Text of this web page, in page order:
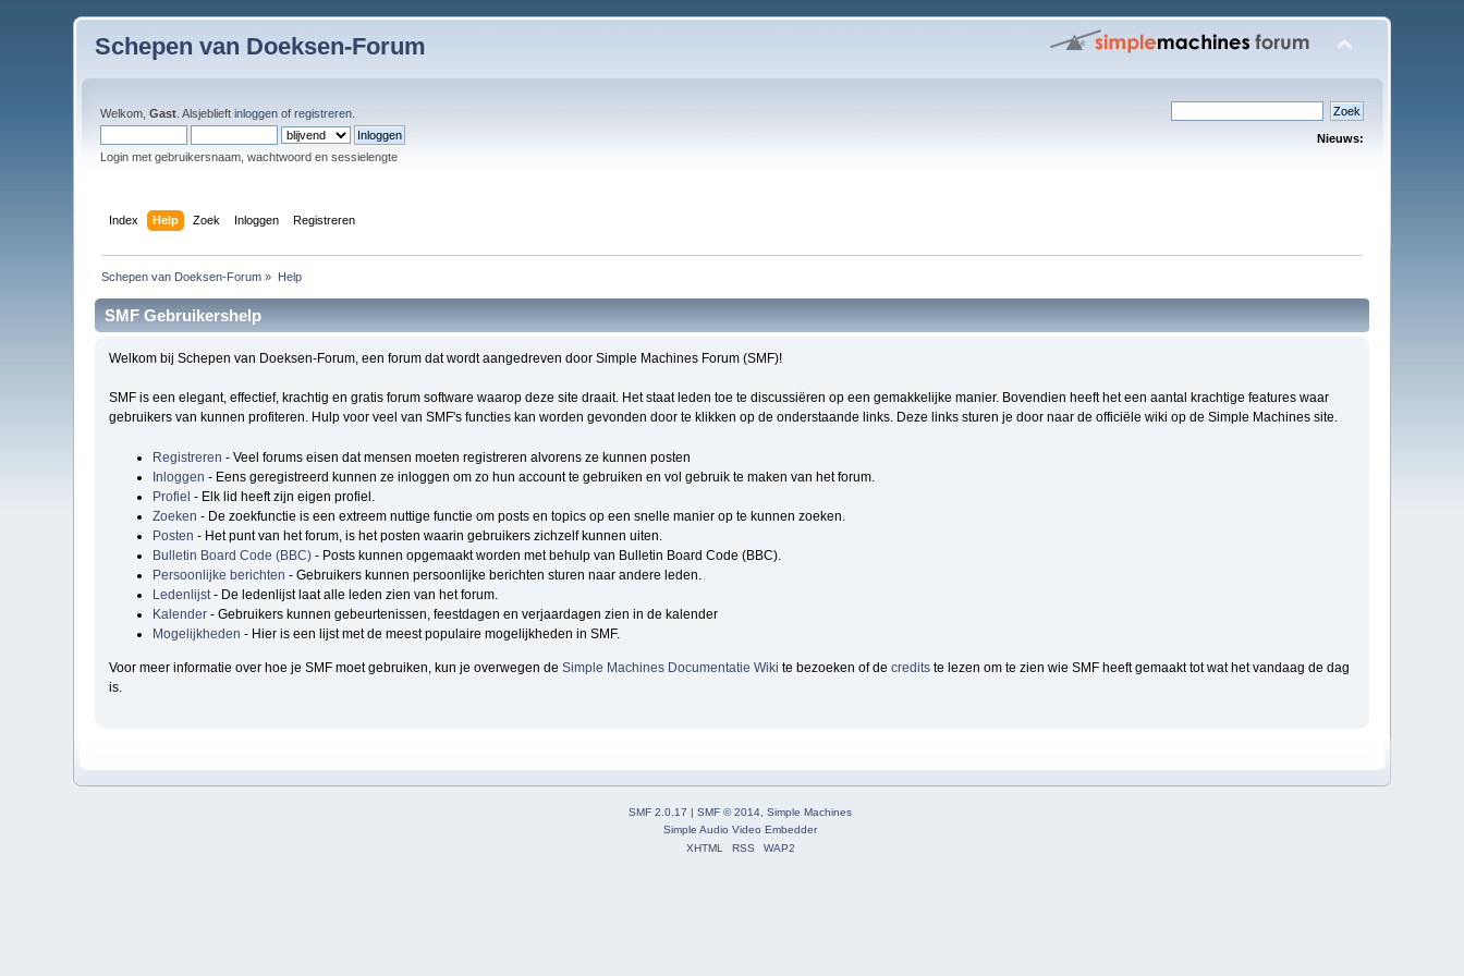
Schepen van Doeksen-Forum
Welkom,Gast . Alsjeblieftinloggen ofregistreren
Login met gebruikersnaam, wachtwoord en sessielengte
Nieuws:
Index Help Zoek Inloggen Registreren
Schepen van Doeksen-Forum » Help
SMF Gebruikershelp
Welkom bij Schepen van Doeksen-Forum, een forum dat wordt aangedreven door Simple Machines Forum (SMF)!
SMF is een elegant, effectief, krachtig en gratis forum software waarop deze site draait. Het staat leden toe te discussiëren op een gemakkelijke manier. Bovendien heeft het een aantal krachtige features waar
gebruikers van kunnen profiteren. Hulp voor veel van SMF's functies kan worden gevonden door te klikken op de onderstaande links. Deze links sturen je door naar de officiële wiki op de Simple Machines site.
Registreren - Veel forums eisen dat mensen moeten registreren alvorens ze kunnen posten
Inloggen - Eens geregistreerd kunnen ze inloggen om zo hun account te gebruiken en vol gebruik te maken van het forum.
Profiel - Elk lid heeft zijn eigen profiel.
Zoeken - De zoekfunctie is een extreem nuttige functie om posts en topics op een snelle manier op te kunnen zoeken.
Posten - Het punt van het forum, is het posten waarin gebruikers zichzelf kunnen uiten.
Bulletin Board Code (BBC)- Posts kunnen opgemaakt worden met behulp van Bulletin Board Code (BBC).
Persoonlijke berichten - Gebruikers kunnen persoonlijke berichten sturen naar andere leden.
Ledenlijst- De ledenlijst laat alle leden zien van het forum.
Kalender- Gebruikers kunnen gebeurtenissen, feestdagen en verjaardagen zien in de kalender
Mogelijkheden - Hier is een lijst met de meest populaire mogelijkheden in SMF.
Voor meer informatie over hoe je SMF moet gebruiken, kun je overwegen de Simple Machines Documentatie Wiki te bezoeken of de creditste lezen om te zien wie SMF heeft gemaakt tot wat het vandaag de dag
is.
SMF 2.0.17 | SMF © 2014, Simple Machines
Simple Audio Video Embedder
XHTML
RSS WAP2